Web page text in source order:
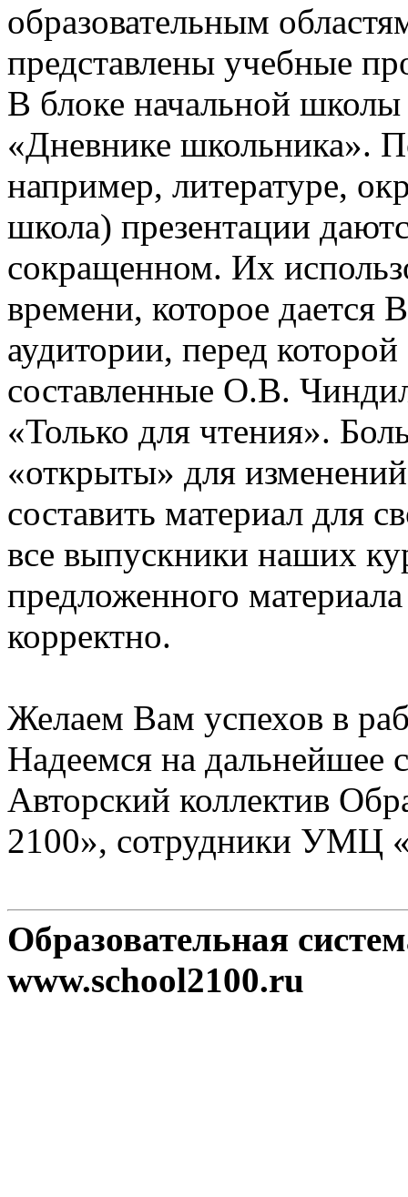
образовательным
представлены учебные
В блоке начальной
«Дневнике школьника».
например, литературе,
школа) презентации
сокращенном. Их
времени, которое дается
аудитории, перед
составленные О.В.
«Только для чтения».
«открыты» для
составить материал для
все выпускники наших
предложенного
корректно.
Желаем Вам успехов в
Надеемся на дальнейшее
Авторский коллектив
2100», сотрудники УМЦ
Образовательная
www.school2100.ru